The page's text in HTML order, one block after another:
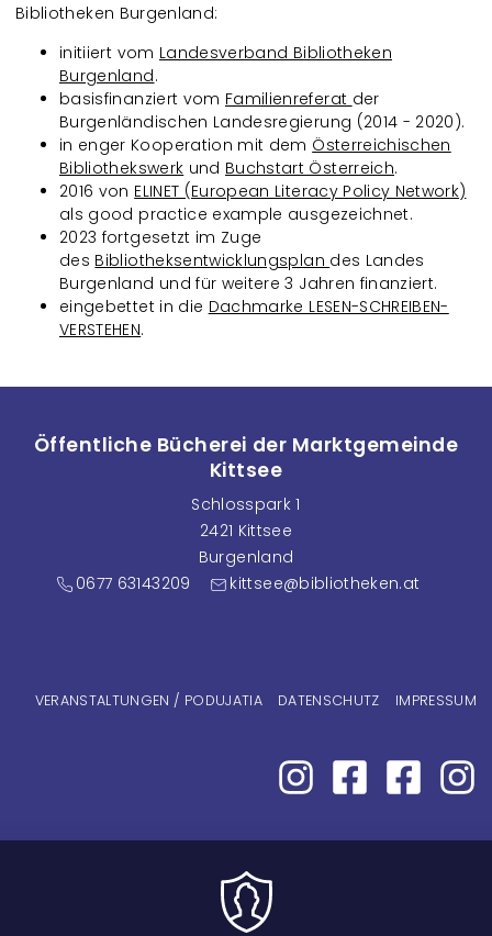
Bibliotheken Burgenland:
initiiert vom Landesverband Bibliotheken
Burgenland.
basisfinanziert vom Familienreferat der
Burgenländischen Landesregierung (2014 - 2020).
in enger Kooperation mit dem Österreichischen
Bibliothekswerk und Buchstart Österreich.
2016 von ELINET (European Literacy Policy Network)
als good practice example ausgezeichnet. ​
2023 fortgesetzt im Zuge
des Bibliotheksentwicklungsplan des Landes
Burgenland und für weitere 3 Jahren finanziert.
eingebettet in die Dachmarke LESEN-SCHREIBEN-
VERSTEHEN.
Öffentliche Bücherei der Marktgemeinde
Kittsee
Schlosspark 1
2421 Kittsee
Burgenland
0677 63143209
kittsee@bibliotheken.at
Fußzeilenmenü
VERANSTALTUNGEN / PODUJATIA DATENSCHUTZ IMPRESSUM